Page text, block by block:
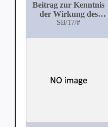
Beitrag zur Kenntnis
der Wirkung des
Bromcyan
SB/17/#